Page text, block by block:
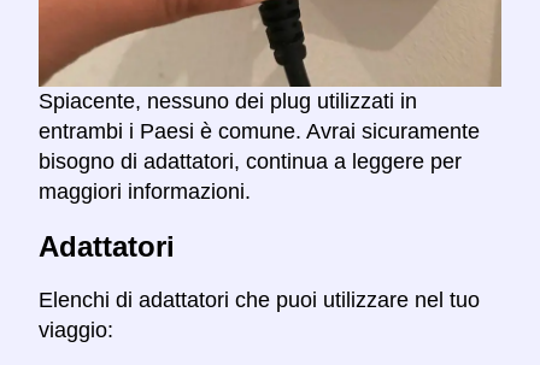
Spiacente, nessuno dei plug utilizzati in
entrambi i Paesi è comune. Avrai sicuramente
bisogno di adattatori, continua a leggere per
maggiori informazioni.
Adattatori
Elenchi di adattatori che puoi utilizzare nel tuo
viaggio: